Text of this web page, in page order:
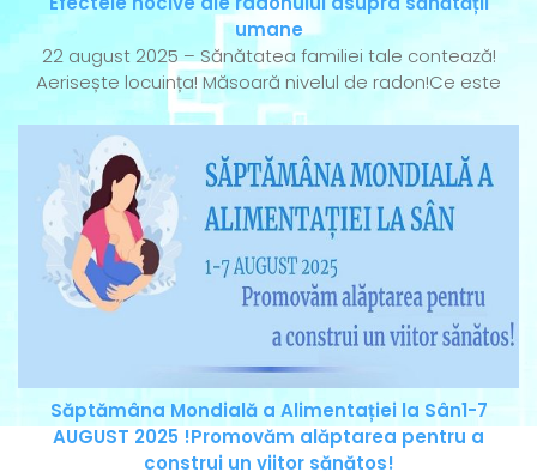
umane
22 august 2025 – Sănătatea familiei tale contează!
Aerisește locuința! Măsoară nivelul de radon!Ce este
Săptămâna Mondială a Alimentației la Sân1-7
AUGUST 2025 !Promovăm alăptarea pentru a
construi un viitor sănătos!